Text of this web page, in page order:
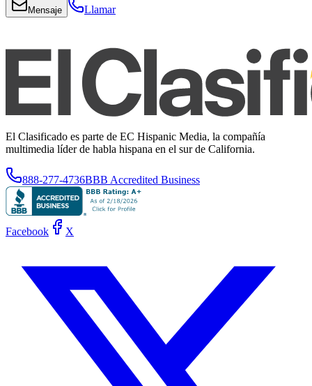
Mensaje Llamar
El Clasificado es parte de EC Hispanic Media, la compañía
multimedia líder de habla hispana en el sur de California.
888-277-4736BBB Accredited Business
Facebook X